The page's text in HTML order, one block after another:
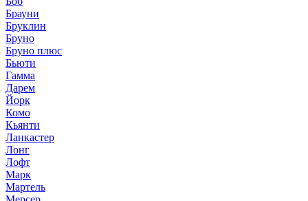
Брауни
Бруклин
Бруно
Бруно плюс
Бьюти
Гамма
Дарем
Йорк
Комо
Кьянти
Ланкастер
Лонг
Лофт
Марк
Мартель